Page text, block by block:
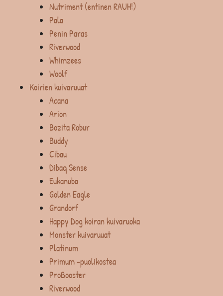
Nutriment (entinen RAUH!)
Pala
Penin Paras
Riverwood
Whimzees
Woolf
Koirien kuivaruuat
Acana
Arion
Bozita Robur
Buddy
Cibau
Dibaq Sense
Eukanuba
Golden Eagle
Grandorf
Happy Dog koiran kuivaruoka
Monster kuivaruuat
Platinum
Primum -puolikostea
ProBooster
Riverwood